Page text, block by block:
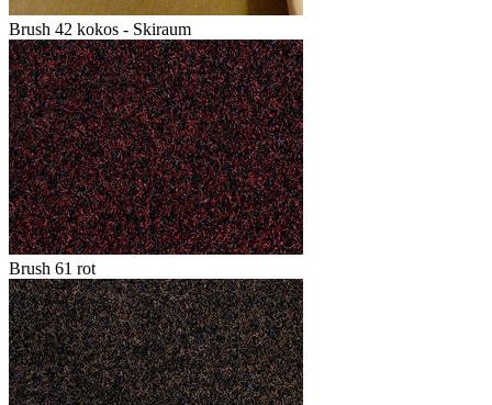
Brush 42 kokos - Skiraum
Brush 61 rot